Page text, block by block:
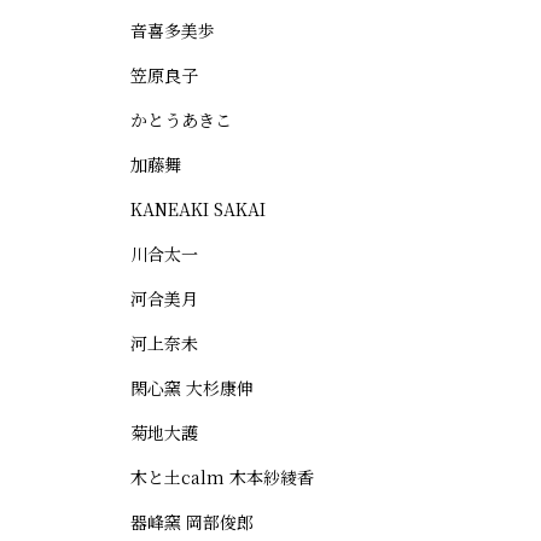
音喜多美歩
笠原良子
かとうあきこ
加藤舞
KANEAKI SAKAI
川合太一
河合美月
河上奈未
閑心窯 大杉康伸
菊地大護
木と土calm 木本紗綾香
器峰窯 岡部俊郎